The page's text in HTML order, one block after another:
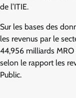
de l’ITIE.
Sur les bases des
les revenus par le
44,956 milliards
selon le rapport les
Public.